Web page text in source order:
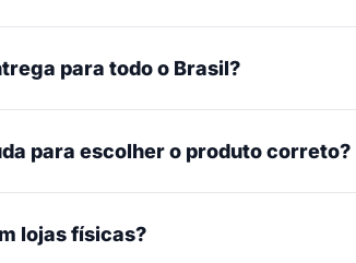
para todo o Brasil?
para escolher o produto correto?
lojas físicas?